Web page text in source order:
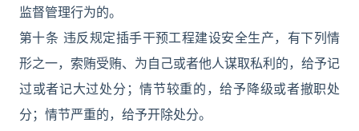
监督管理行为的。
第十条 违反规定插手干预工程建设安全生产，有下列情
形之一，索贿受贿、为自己或者他人谋取私利的，给予记
过或者记大过处分；情节较重的，给予降级或者撤职处
分；情节严重的，给予开除处分。